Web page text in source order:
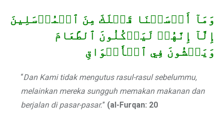
وَمَآ أَرۡسَلۡنَا قَبۡلَكَ مِنَ ٱلۡمُرۡسَلِينَ
إِلَّآ إِنَّهُمۡ لَيَأۡكُلُونَ ٱلطَّعَامَ
وَيَمۡشُونَ فِي ٱلۡأَسۡوَاقِ
“Dan Kami tidak mengutus rasul-rasul sebelummu,
melainkan mereka sungguh memakan makanan dan
berjalan di pasar-pasar.” (al-Furqan: 20